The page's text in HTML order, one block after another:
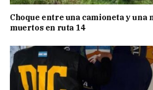
Choque entre una camioneta y una
muertos en ruta 14